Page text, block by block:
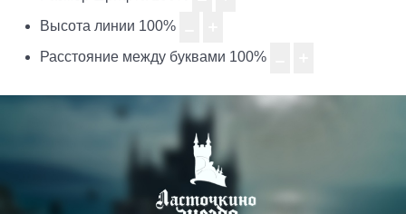
Высота линии 100%
Расстояние между буквами 100%